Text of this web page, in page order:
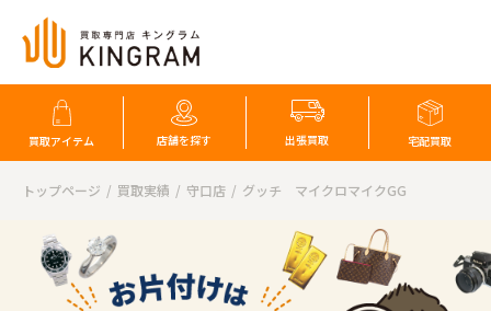
買取アイテム 店舗を探す 出張買取 宅配買取
トップページ 買取実績 守口店 グッチ マイクロマイクGG